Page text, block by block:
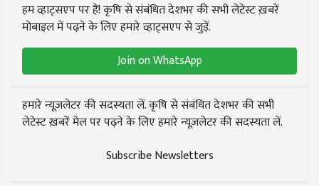
हम व्हाट्सएप पर हैं! कृषि से संबंधित देशभर की सभी लेटेस्ट ख़बरें
मोबाइल में पढ़ने के लिए हमारे व्हाट्सएप से जुड़ें.
Join on WhatsApp
हमारे न्यूज़लेटर की सदस्यता लें. कृषि से संबंधित देशभर की सभी
लेटेस्ट ख़बरें मेल पर पढ़ने के लिए हमारे न्यूज़लेटर की सदस्यता लें.
Subscribe Newsletters